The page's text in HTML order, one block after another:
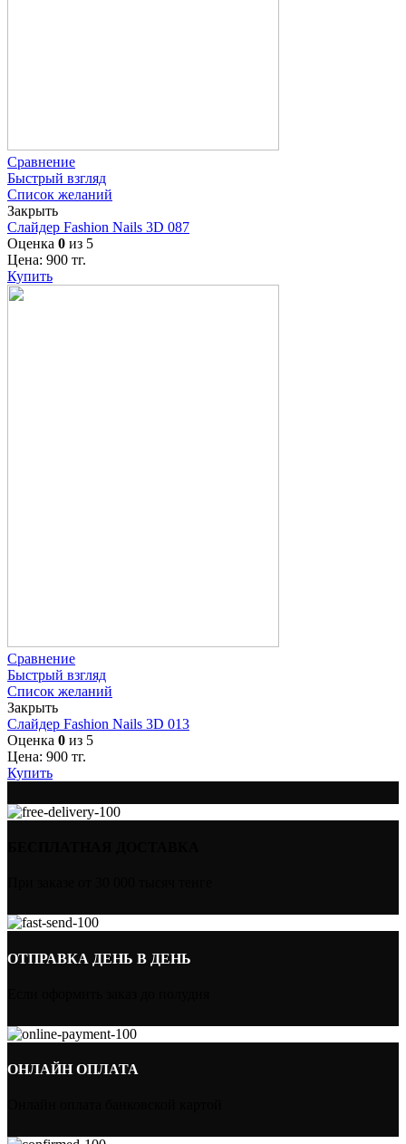
Сравнение
Быстрый взгляд
Список желаний
Закрыть
Слайдер Fashion Nails 3D 087
Оценка 0 из 5
Цена: 900 тг.
Купить
Сравнение
Быстрый взгляд
Список желаний
Закрыть
Слайдер Fashion Nails 3D 013
Оценка 0 из 5
Цена: 900 тг.
Купить
ОТПРАВКА ДЕНЬ В ДЕНЬ
ОНЛАЙН ОПЛАТА